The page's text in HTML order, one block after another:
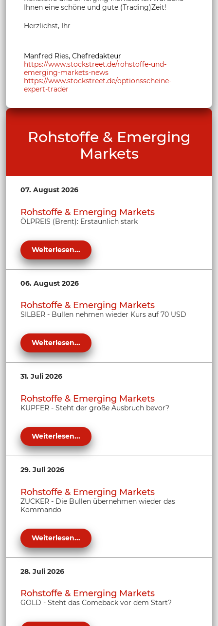
Ihnen eine schöne und gute (Trading)Zeit!
Herzlichst, Ihr
Manfred Ries, Chefredakteur
https://www.stockstreet.de/rohstoffe-und-
emerging-markets-news
https://www.stockstreet.de/optionsscheine-
expert-trader
Rohstoffe & Emerging
Markets
07. August 2026
Rohstoffe & Emerging Markets
ÖLPREIS (Brent): Erstaunlich stark
Weiterlesen...
06. August 2026
Rohstoffe & Emerging Markets
SILBER - Bullen nehmen wieder Kurs auf 70 USD
Weiterlesen...
31. Juli 2026
Rohstoffe & Emerging Markets
KUPFER - Steht der große Ausbruch bevor?
Weiterlesen...
29. Juli 2026
Rohstoffe & Emerging Markets
ZUCKER - Die Bullen übernehmen wieder das
Kommando
Weiterlesen...
28. Juli 2026
Rohstoffe & Emerging Markets
GOLD - Steht das Comeback vor dem Start?